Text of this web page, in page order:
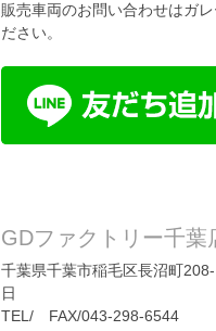
販売車両のお問い合わせはガ
ださい。
GDファクトリー千葉
千葉県千葉市稲毛区長沼町
日
TEL/ FAX/043-298-6544